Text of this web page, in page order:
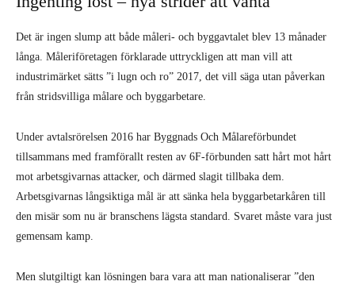
Det är ingen slump att både måleri- och byggavtalet blev 13 månader
långa. Måleriföretagen förklarade uttryckligen att man vill att
industrimärket sätts ”i lugn och ro” 2017, det vill säga utan påverkan
från stridsvilliga målare och byggarbetare.
Under avtalsrörelsen 2016 har Byggnads Och Målareförbundet
tillsammans med framförallt resten av 6F-förbunden satt hårt mot hårt
mot arbetsgivarnas attacker, och därmed slagit tillbaka dem.
Arbetsgivarnas långsiktiga mål är att sänka hela byggarbetarkåren till
den misär som nu är branschens lägsta standard. Svaret måste vara just
gemensam kamp.
Men slutgiltigt kan lösningen bara vara att man nationaliserar ”den